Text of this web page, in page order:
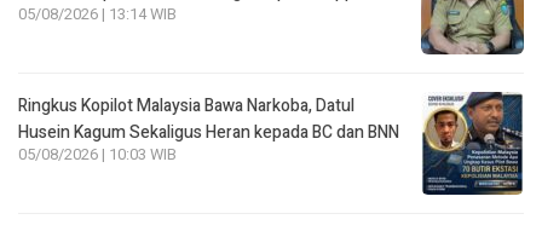
05/08/2026 | 13:14 WIB
Ringkus Kopilot Malaysia Bawa Narkoba, Datul
Husein Kagum Sekaligus Heran kepada BC dan BNN
05/08/2026 | 10:03 WIB